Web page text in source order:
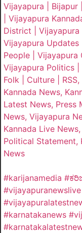
Vijayapura | Bijapur
| Vijayapura
District | Vijayapura
Vijayapura
People | Vijayapura
Vijayapura Politics |
Folk | Culture |
Kannada News,
Latest News, Press
News, Vijayapura
Kannada Live
Political Statement,
News
#karijanamedia
#karnatakanews